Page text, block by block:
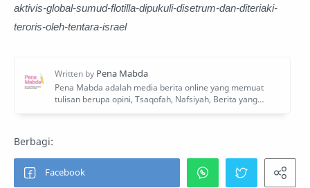
aktivis-global-sumud-flotilla-dipukuli-disetrum-dan-diteriaki-
teroris-oleh-tentara-israel